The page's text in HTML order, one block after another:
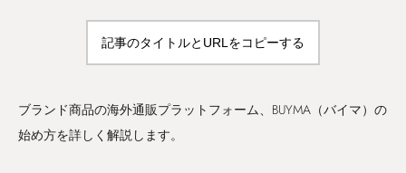
記事のタイトルとURLをコピーする
ブランド商品の海外通販プラットフォーム、BUYMA（バイマ）の
始め方を詳しく解説します。